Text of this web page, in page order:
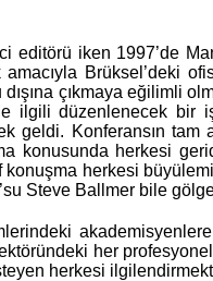
editörü iken 1997’de
Brüksel’deki
dışına çıkmaya
ilgili düzenlenecek bir
geldi. Konferansın tam
konusunda herkesi
konuşma herkesi
Steve Ballmer bile
her
herkesi